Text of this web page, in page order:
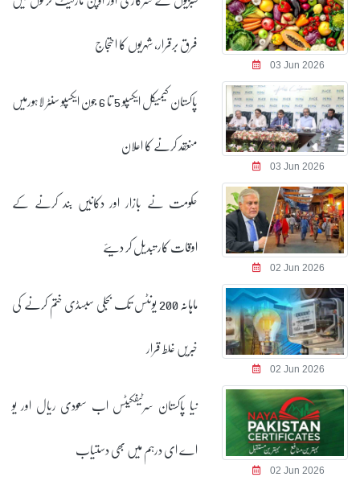
03 Jun 2026
فرق برقرار، شہریوں کا احتجاج
03 Jun 2026
پاکستان کیمیکل ایکسپو 5 تا 6 جون ایکسپو سنٹر لاہورمیں
منعقد کرنے کا اعلان
02 Jun 2026
حکومت نے بازار اور دکانیں بند کرنے کے
اوقات کار تبدیل کر دیئے
02 Jun 2026
ماہانہ 200 یونٹس تک بجلی سبسڈی ختم کرنے کی
خبریں غلط قرار
02 Jun 2026
نیا پاکستان سرٹیفکیٹس اب سعودی ریال اور یو
اے ای درہم میں بھی دستیاب